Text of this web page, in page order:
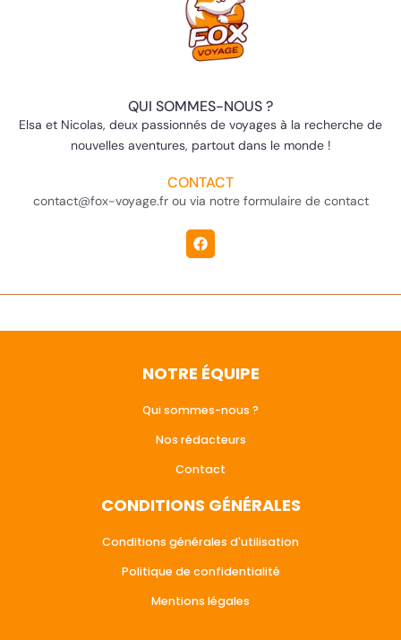
QUI SOMMES-NOUS ?
Elsa et Nicolas, deux passionnés de voyages à la recherche de
nouvelles aventures, partout dans le monde !
CONTACT
contact@fox-voyage.fr ou via notre formulaire de contact
NOTRE ÉQUIPE
Qui sommes-nous ?
Nos rédacteurs
Contact
CONDITIONS GÉNÉRALES
Conditions générales d'utilisation
Politique de confidentialité
Mentions légales